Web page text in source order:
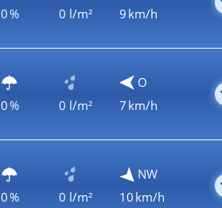
0 % 0 l/m²
9 km/h
0 % 0 l/m²
O
7 km/h
0 % 0 l/m²
NW
10 km/h